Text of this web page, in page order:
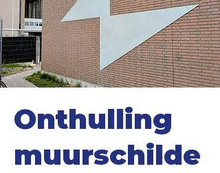
Onthulling
muurschilde